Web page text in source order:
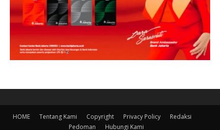
HOME Tentang Kami Copyright Privacy Policy
Redaksi
Pedoman
Hubungi Kami